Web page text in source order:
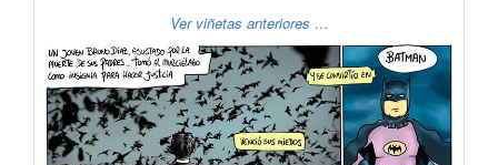
Ver viñetas anteriores …